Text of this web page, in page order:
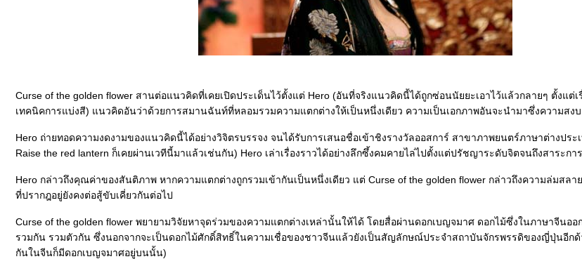
Curse of the golden flower สานต่อแนวคิดที่เคยเปิดประเด็นไว้ตั้งแต่ Hero (อันที่จริงแนวคิดนี้ได้ถูกซ่อนนัยยะเอาไว้แล้วกลายๆ ตั้งแต่
เทคนิคการแบ่งสี) แนวคิดอันว่าด้วยการสมานฉันท์ที่หลอมรวมความแตกต่างให้เป็นหนึ่งเดียว ความเป็นเอกภาพอันจะนำมาซึ่งความสง
Hero ถ่ายทอดความงดงามของแนวคิดนี้ได้อย่างวิจิตรบรรจง จนได้รับการเสนอชื่อเข้าชิงรางวัลออสการ์ สาขาภาพยนตร์ภาษาต่างประ
Raise the red lantern ก็เคยผ่านเวทีนี้มาแล้วเช่นกัน) Hero เล่าเรื่องราวได้อย่างลึกซึ้งคมคายไล่ไปตั้งแต่ปรัชญาระดับจิตจนถึงสาระกา
Hero กล่าวถึงคุณค่าของสันติภาพ หากความแตกต่างถูกรวมเข้ากันเป็นหนึ่งเดียว แต่ Curse of the golden flower กล่าวถึงความล่มสลา
ที่ปรากฎอยู่ยังคงต่อสู้ขับเคี่ยวกันต่อไป
Curse of the golden flower พยายามวิจัยหาจุดร่วมของความแตกต่างเหล่านั้นให้ได้ โดยสื่อผ่านดอกเบญจมาศ ดอกไม้ซึ่งในภาษาจีนออ
รวมกัน รวมตัวกัน ซึ่งนอกจากจะเป็นดอกไม้ศักดิ์สิทธิ์ในความเชื่อของชาวจีนแล้วยังเป็นสัญลักษณ์ประจำสถาบันจักรพรรดิของญี่ปุ่นอีก
กันในจีนก็มีดอกเบญจมาศอยู่บนนั้น)